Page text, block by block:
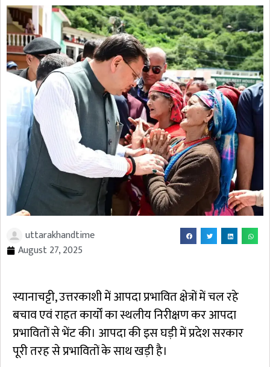
uttarakhandtime
August 27, 2025
स्यानाचट्टी, उत्तरकाशी में आपदा प्रभावित क्षेत्रों में चल रहे
बचाव एवं राहत कार्यों का स्थलीय निरीक्षण कर आपदा
प्रभावितों से भेंट की। आपदा की इस घड़ी में प्रदेश सरकार
पूरी तरह से प्रभावितों के साथ खड़ी है।